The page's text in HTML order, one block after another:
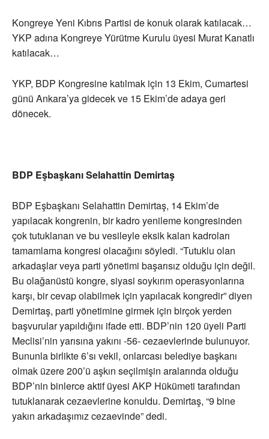
Kongreye Yeni Kıbrıs Partisi de konuk olarak katılacak…
YKP adına Kongreye Yürütme Kurulu üyesi Murat Kanatlı
katılacak…
YKP, BDP Kongresine katılmak için 13 Ekim, Cumartesi
günü Ankara’ya gidecek ve 15 Ekim’de adaya geri
dönecek.
BDP Eşbaşkanı Selahattin Demirtaş
BDP Eşbaşkanı Selahattin Demirtaş, 14 Ekim’de
yapılacak kongrenin, bir kadro yenileme kongresinden
çok tutuklanan ve bu vesileyle eksik kalan kadroları
tamamlama kongresi olacağını söyledi. “Tutuklu olan
arkadaşlar veya parti yönetimi başarısız olduğu için değil.
Bu olağanüstü kongre, siyasi soykırım operasyonlarına
karşı, bir cevap olabilmek için yapılacak kongredir” diyen
Demirtaş, parti yönetimine girmek için birçok yerden
başvurular yapıldığını ifade etti. BDP’nin 120 üyeli Parti
Meclisi’nin yarısına yakını -56- cezaevlerinde bulunuyor.
Bununla birlikte 6’sı vekil, onlarcası belediye başkanı
olmak üzere 200’ü aşkın seçilmişin aralarında olduğu
BDP’nin binlerce aktif üyesi AKP Hükümeti tarafından
tutuklanarak cezaevlerine konuldu. Demirtaş, “9 bine
yakın arkadaşımız cezaevinde” dedi.